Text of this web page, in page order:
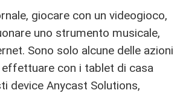
giocare con un videogioco,
uno strumento musicale,
Sono solo alcune delle azioni
con i tablet di casa
device Anycast Solutions,